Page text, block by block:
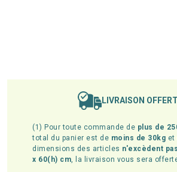
LIVRAISON
(1) Pour toute commande de plus de
total du panier est de moins de 30kg et
dimensions des articles n'excèdent
x 60(h) cm, la livraison vous sera